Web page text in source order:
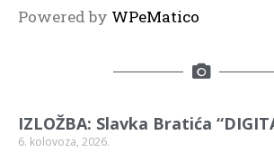
Powered by WPeMatico
IZLOŽBA: Slavka Bratića
6. kolovoza, 2026.